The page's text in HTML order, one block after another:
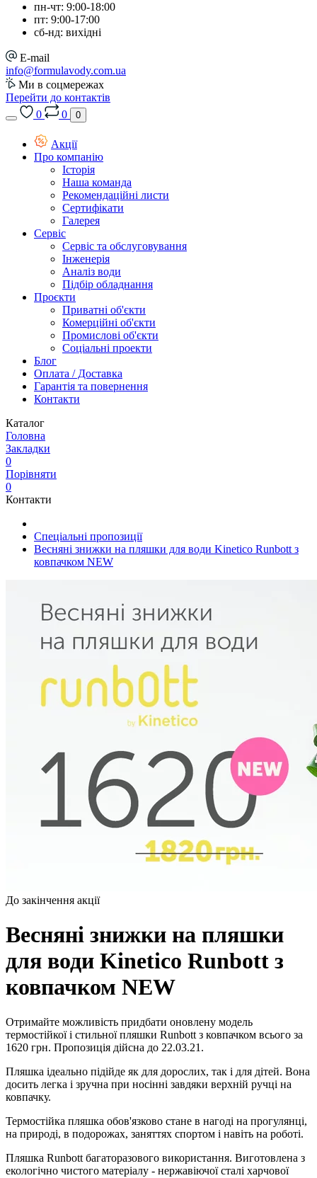
пн-чт: 9:00-18:00
пт: 9:00-17:00
сб-нд: вихідні
E-mail
info@formulavody.com.ua
Ми в соцмережах
Перейти до контактів
0
0 0
Акції
Про компанію
Історія
Наша команда
Рекомендаційні листи
Сертифікати
Галерея
Сервіс
Сервіс та обслуговування
Інженерія
Аналіз води
Підбір обладнання
Проєкти
Приватні об'єкти
Комерційні об'єкти
Промислові об'єкти
Соціальні проекти
Блог
Оплата / Доставка
Гарантія та повернення
Контакти
Каталог
Головна
Закладки
0
Порівняти
0
Контакти
Спеціальні пропозиції
Весняні знижки на пляшки для води Kinetico Runbott з
ковпачком NEW
До закінчення акції
Весняні знижки на пляшки
для води Kinetico Runbott з
ковпачком NEW
Отримайте можливість придбати оновлену модель
термостійкої і стильної пляшки Runbott з ковпачком всього за
1620 грн. Пропозиція дійсна до 22.03.21.
Пляшка ідеально підійде як для дорослих, так і для дітей. Вона
досить легка і зручна при носінні завдяки верхній ручці на
ковпачку.
Термостійка пляшка обов'язково стане в нагоді на прогулянці,
на природі, в подорожах, заняттях спортом і навіть на роботі.
Пляшка Runbott багаторазового використання. Виготовлена ​​з
екологічно чистого матеріалу - нержавіючої сталі харчової